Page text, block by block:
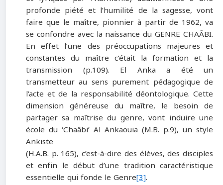
profonde piété et l’humilité de la sagesse, vont
faire que le maître, pionnier à partir de 1962, va
se confondre avec la naissance du GENRE CHAÂBI.
En effet l’une des préoccupations majeures et
constantes du maître c’était la formation et la
transmission (p.109). El Anka a été un
transmetteur au sens purement pédagogique de
l’acte et de la responsabilité déontologique. Cette
dimension généreuse du maître, le besoin de
partager sa maîtrise du genre, vont induire une
école du ‘Chaâbi’ Al Ankaouia (M.B. p.9), un style
Ankiste
(H.A.B. p. 165), c’est-à-dire des élèves, des disciples
et enfin le début d’une tradition caractéristique
essentielle qui fonde le Genre[3].